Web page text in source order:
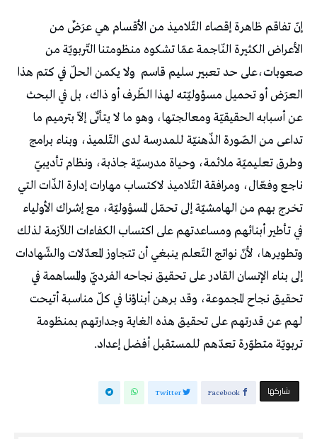
‬صعوبات،على‭ ‬حد‭ ‬تعبير‭ ‬سليم‭ ‬قاسم‭
‬تربويّة‭ ‬متطوّرة‭ ‬تعدّهم‭ ‬للمستقبل‭ ‬أفضل‭ ‬إعداد‭.‬
‫‫ شاركها‬ Facebook
Twitter